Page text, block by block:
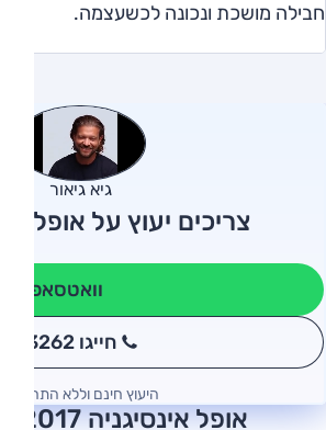
חבילה מושכת ונכונה לכשעצמה.
גיא גיאור
צריכים יעוץ על אופל
וואטסאפ
חייגו 3262
היעוץ חינם וללא התחייבות
אופל אינסיגניה 2017 חוות דעת